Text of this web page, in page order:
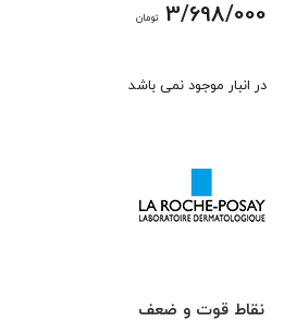
3/698/000 تومان
در انبار موجود نمی باشد
نقاط قوت و ضعف